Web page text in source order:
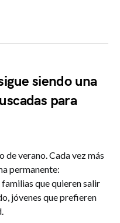
siendo una
para
de verano. Cada vez más
permanente:
que quieren salir
jóvenes que prefieren